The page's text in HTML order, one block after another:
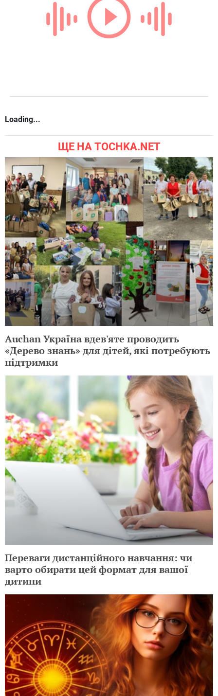
Loading...
ЩЕ НА TOCHKA.NET
Auchan Україна вдев'яте проводить
«Дерево знань» для дітей, які потребують
підтримки
Переваги дистанційного навчання: чи
варто обирати цей формат для вашої
дитини